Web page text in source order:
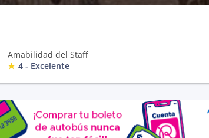
Amabilidad del Staff
4 - Excelente